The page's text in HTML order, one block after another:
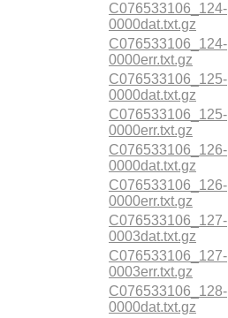
C076533106_124-
0000dat.txt.gz
C076533106_124-
0000err.txt.gz
C076533106_125-
0000dat.txt.gz
C076533106_125-
0000err.txt.gz
C076533106_126-
0000dat.txt.gz
C076533106_126-
0000err.txt.gz
C076533106_127-
0003dat.txt.gz
C076533106_127-
0003err.txt.gz
C076533106_128-
0000dat.txt.gz